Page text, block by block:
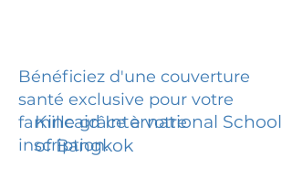
Bénéficiez d'une couverture
santé exclusive pour votre
famille grâce à votre
inscription.
Kincaid International School
of Bangkok